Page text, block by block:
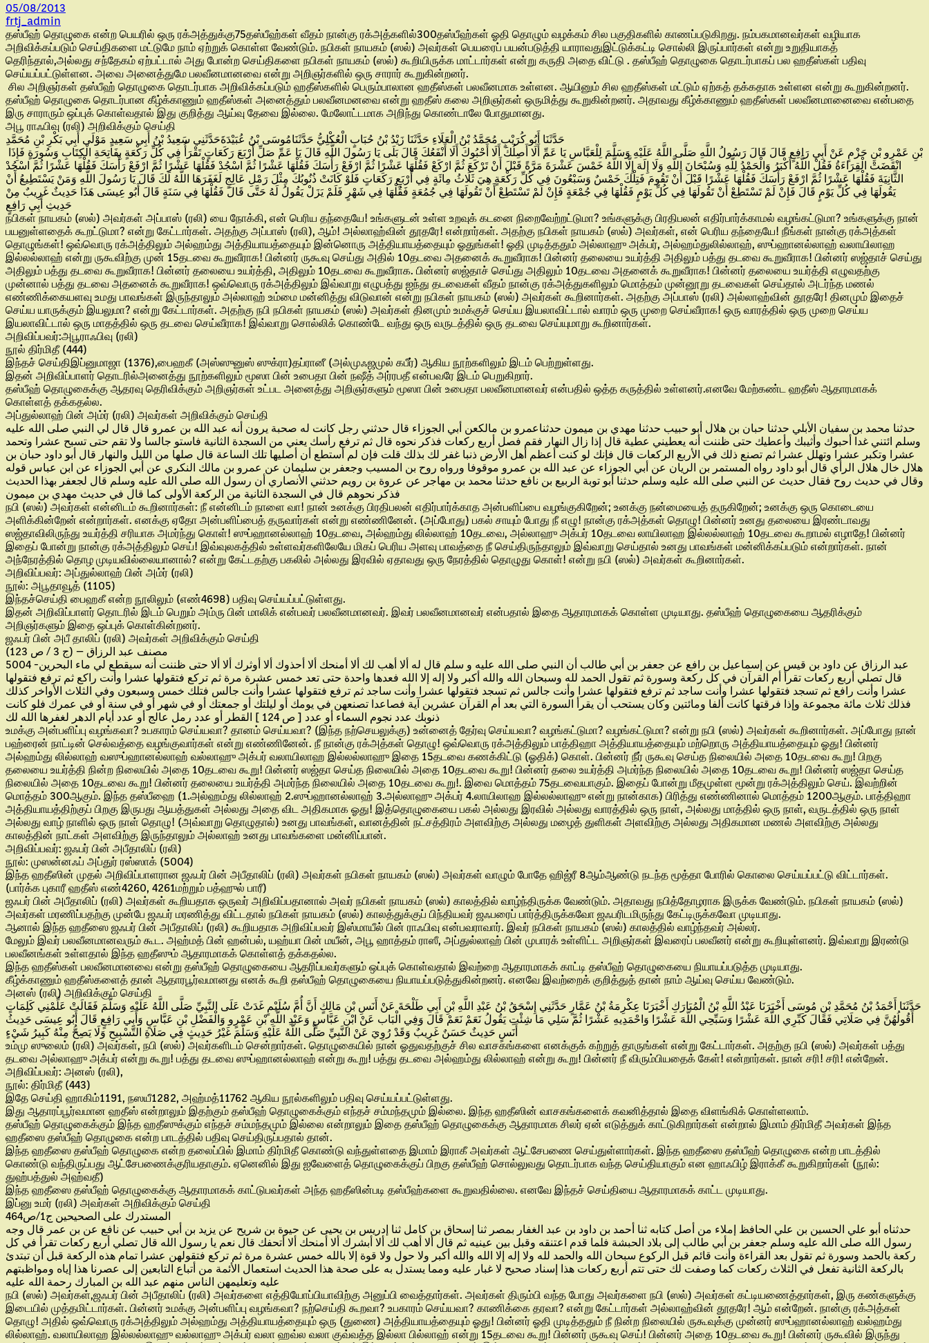
05/08/2013
frtj_admin
தஸ்பீஹ் தொழுகை என்ற பெயரில் ஒரு ரக்அத்துக்கு75தஸ்பீஹ்கள் வீதம் நான்கு ரக்அத்களில்300தஸ்பீஹ்கள் ஓதி தொழும் வழக்கம் சில பகுதிகளில் காணப்படுகிறது. நம்பகமானவர்கள் வழியாக
அறிவிக்கப்படும் செய்திகளை மட்டுமே நாம் ஏற்றுக் கொள்ள வேண்டும். நபிகள் நாயகம் (ஸல்) அவர்கள் பெயரைப் பயன்படுத்தி யாராவதுஇட்டுக்கட்டி சொல்லி இருப்பார்கள் என்று உறுதியாகத்
தெரிந்தால்,அல்லது சந்தேகம் ஏற்பட்டால் அது போன்ற செய்திகளை நபிகள் நாயகம் (ஸல்) கூறியிருக்க மாட்டார்கள் என்று கருதி அதை விட்டு . தஸ்பீஹ் தொழுகை தொடர்பாகப் பல ஹதீஸ்கள் பதிவு
செய்யப்பட்டுள்ளன. அவை அனைத்துமே பலவீனமானவை என்று அறிஞர்களில் ஒரு சாரார் கூறுகின்றனர்.
சில அறிஞர்கள் தஸ்பீஹ் தொழுகை தொடர்பாக அறிவிக்கப்படும் ஹதீஸ்களில் பெரும்பாலான ஹதீஸ்கள் பலவீனமாக உள்ளன. ஆயினும் சில ஹதீஸ்கள் மட்டும் ஏற்கத் தக்கதாக உள்ளன என்று கூறுகின்றனர்.
தஸ்பீஹ் தொழுகை தொடர்பான கீழ்க்காணும் ஹதீஸ்கள் அனைத்தும் பலவீனமனவை என்று ஹதீஸ் கலை அறிஞர்கள் ஒருமித்து கூறுகின்றனர். அதாவது கீழ்க்காணும் ஹதீஸ்கள் பலவீனமானைவை என்பதை
இரு சாராரும் ஒப்புக் கொள்வதால் இது குறித்து ஆய்வு தேவை இல்லை. மேலோட்டமாக அறிந்து கொண்டாலே போதுமானது.
அபூ ராஃபிவு (ரலி) அறிவிக்கும் செய்தி
حَدَّثَنَا أَبُو كُرَيْبٍ مُحَمَّدُ بْنُ الْعَلَاءِ حَدَّثَنَا زَيْدُ بْنُ حُبَابٍ الْعُكْلِيُّ حَدَّثَنَامُوسَى بْنُ عُبَيْدَةَحَدَّثَنِي سَعِيدُ بْنُ أَبِي سَعِيدٍ مَوْلَى أَبِي بَكْرِ بْنِ مُحَمَّدِ
انْقَضَتْ الْقِرَاءَةُ فَقُلْ اللَّهُ أَكْبَرُ وَالْحَمْدُ لِلَّهِ وَسُبْحَانَ اللَّهِ وَلَا إِلَهَ إِلَّا اللَّهُ خَمْسَ عَشْرَةَ مَرَّةً قَبْلَ أَنْ تَرْكَعَ ثُمَّ ارْكَعْ فَقُلْهَا عَشْرًا ثُمَّ ارْفَعْ رَأْسَكَ فَقُلْهَا عَشْرًا ثُمَّ اسْجُدْ فَقُلْهَا عَشْرًا ثُمَّ ارْفَعْ رَأْسَكَ فَقُلْهَا عَشْرًا ثُمَّ اسْجُدْ
الثَّانِيَةَ فَقُلْهَا عَشْرًا ثُمَّ ارْفَعْ رَأْسَكَ فَقُلْهَا عَشْرًا قَبْلَ أَنْ تَقُومَ فَتِلْكَ خَمْسٌ وَسَبْعُونَ فِي كُلِّ رَكْعَةٍ هِيَ ثَلَاثُ مِائَةٍ فِي أَرْبَعِ رَكَعَاتٍ فَلَوْ كَانَتْ ذُنُوبُكَ مِثْلَ رَمْلِ عَالِجٍ لَغَفَرَهَا اللَّهُ لَكَ قَالَ يَا رَسُولَ اللَّهِ وَمَنْ يَسْتَطِيعُ أَنْ
يَقُولَهَا فِي كُلِّ يَوْمٍ قَالَ فَإِنْ لَمْ تَسْتَطِعْ أَنْ تَقُولَهَا فِي كُلِّ يَوْمٍ فَقُلْهَا فِي جُمْعَةٍ فَإِنْ لَمْ تَسْتَطِعْ أَنْ تَقُولَهَا فِي جُمُعَةٍ فَقُلْهَا فِي شَهْرٍ فَلَمْ يَزَلْ يَقُولُ لَهُ حَتَّى قَالَ فَقُلْهَا فِي سَنَةٍ قَالَ أَبُو عِيسَى هَذَا حَدِيثٌ غَرِيبٌ مِنْ
حَدِيثِ أَبِي رَافِعٍ
நபிகள் நாயகம் (ஸல்) அவர்கள் அப்பாஸ் (ரலி) யை நோக்கி, என் பெரிய தந்தையே! உங்களுடன் உள்ள உறவுக் கடனை நிறைவேற்றட்டுமா? உங்களுக்கு பிரதிபலன் எதிர்பார்க்காமல் வழங்கட்டுமா? உங்களுக்கு நான்
பயனுள்ளதைக் கூறட்டுமா? என்று கேட்டார்கள். அதற்கு அப்பாஸ் (ரலி), ஆம்! அல்லாஹ்வின் தூதரே! என்றார்கள். அதற்கு நபிகள் நாயகம் (ஸல்) அவர்கள், என் பெரிய தந்தையே! நீங்கள் நான்கு ரக்அத்கள்
தொழுங்கள்! ஒவ்வொரு ரக்அத்திலும் அல்ஹம்து அத்தியாயத்தையும் இன்னொரு அத்தியாயத்தையும் ஓதுங்கள்! ஓதி முடித்ததும் அல்லாஹு அக்பர், அல்ஹம்துலில்லாஹ், ஸுப்ஹானல்லாஹ் வலாயிலாஹ
இல்லல்லாஹ் என்று ருகூவிற்கு முன் 15தடவை கூறுவீராக! பின்னர் ருகூவு செய்து அதில் 10தடவை அதனைக் கூறுவீராக! பின்னர் தலையை உயர்த்தி அதிலும் பத்து தடவை கூறுவீராக! பின்னர் ஸஜ்தாச் செய்து
அதிலும் பத்து தடவை கூறுவீராக! பின்னர் தலையை உயர்த்தி, அதிலும் 10தடவை கூறுவீராக. பின்னர் ஸஜ்தாச் செய்து அதிலும் 10தடவை அதனைக் கூறுவீராக! பின்னர் தலையை உயர்த்தி எழுவதற்கு
முன்னால் பத்து தடவை அதனைக் கூறுவீராக! ஒவ்வொரு ரக்அத்திலும் இவ்வாறு எழுபத்து ஐந்து தடவைகள் வீதம் நான்கு ரக்அத்துகளிலும் மொத்தம் முன்னூறு தடவைகள் செய்தால் அடர்ந்த மணல்
எண்ணிக்கையளவு உமது பாவங்கள் இருந்தாலும் அல்லாஹ் உம்மை மன்னித்து விடுவான் என்று நபிகள் நாயகம் (ஸல்) அவர்கள் கூறினார்கள். அதற்கு அப்பாஸ் (ரலி) அல்லாஹ்வின் தூதரே! தினமும் இதைச்
செய்ய யாருக்கும் இயலுமா? என்று கேட்டார்கள். அதற்கு நபி நபிகள் நாயகம் (ஸல்) அவர்கள் தினமும் உமக்குச் செய்ய இயலாவிட்டால் வாரம் ஒரு முறை செய்வீராக! ஒரு வாரத்தில் ஒரு முறை செய்ய
இயலாவிட்டால் ஒரு மாதத்தில் ஒரு தடவை செய்வீராக! இவ்வாறு சொல்லிக் கொண்டே வந்து ஒரு வருடத்தில் ஒரு தடவை செய்யுமாறு கூறினார்கள்.
அறிவிப்பவர்:அபூராஃபிவு (ரலி)
நூல் திர்மிதீ (444)
இந்தச் செய்திஇப்னுமாஜா (1376),பைஹகீ (அஸ்ஸுனுஸ் ஸுக்ரா)தப்ரானீ (அல்முஃஜமுல் கபீர்) ஆகிய நூற்களிலும் இடம் பெற்றுள்ளது.
இதன் அறிவிப்பாளர் தொடரில்அனைத்து நூற்களிலும் மூஸா பின் உபைதா பின் நஷீத் அர்ரபதீ என்பவரே இடம் பெறுகிறார்.
தஸ்பீஹ் தொழுகைக்கு ஆதரவு தெரிவிக்கும் அறிஞர்கள் உட்பட அனைத்து அறிஞர்களும் மூஸா பின் உபைதா பலவீனமானவர் என்பதில் ஒத்த கருத்தில் உள்ளனர்.எனவே மேற்கண்ட ஹதீஸ் ஆதாரமாகக்
கொள்ளத் தக்கதல்ல.
அப்துல்லாஹ் பின் அம்ர் (ரலி) அவர்கள் அறிவிக்கும் செய்தி
حدثنا محمد بن سفيان الأبلي حدثنا حبان بن هلال أبو حبيب حدثنا مهدي بن ميمون حدثناعمرو بن مالكعن أبي الجوزاء قال حدثني رجل كانت له صحبة يرون أنه عبد الله بن عمرو قال قال لي النبي صلى الله عليه
وسلم ائتني غدا أحبوك وأثيبك وأعطيك حتى ظننت أنه يعطيني عطية قال إذا زال النهار فقم فصل أربع ركعات فذكر نحوه قال ثم ترفع رأسك يعني من السجدة الثانية فاستو جالسا ولا تقم حتى تسبح عشرا وتحمد
عشرا وتكبر عشرا وتهلل عشرا ثم تصنع ذلك في الأربع الركعات قال فإنك لو كنت أعظم أهل الأرض ذنبا غفر لك بذلك قلت فإن لم أستطع أن أصليها تلك الساعة قال صلها من الليل والنهار قال أبو داود حبان بن
هلال خال هلال الرأي قال أبو داود رواه المستمر بن الريان عن أبي الجوزاء عن عبد الله بن عمرو موقوفا ورواه روح بن المسيب وجعفر بن سليمان عن عمرو بن مالك النكري عن أبي الجوزاء عن ابن عباس قوله
وقال في حديث روح فقال حديث عن النبي صلى الله عليه وسلم حدثنا أبو توبة الربيع بن نافع حدثنا محمد بن مهاجر عن عروة بن رويم حدثني الأنصاري أن رسول الله صلى الله عليه وسلم قال لجعفر بهذا الحديث
فذكر نحوهم قال في السجدة الثانية من الركعة الأولى كما قال في حديث مهدي بن ميمون
நபி (ஸல்) அவர்கள் என்னிடம் கூறினார்கள்: நீ என்னிடம் நாளை வா! நான் உனக்கு பிரதிபலன் எதிர்பார்க்காத அன்பளிப்பை வழங்குகிறேன்; உனக்கு நன்மையைத் தருகிறேன்; உனக்கு ஒரு கொடையை
அளிக்கின்றேன் என்றார்கள். எனக்கு ஏதோ அன்பளிப்பைத் தருவார்கள் என்று எண்ணினேன். (அப்போது) பகல் சாயும் போது நீ எழு! நான்கு ரக்அத்கள் தொழு! பின்னர் உனது தலையை இரண்டாவது
ஸஜ்தாவிலிருந்து உயர்த்தி சரியாக அமர்ந்து கொள்! ஸுப்ஹானல்லாஹ் 10தடவை, அல்ஹம்து லில்லாஹ் 10தடவை, அல்லாஹு அக்பர் 10தடவை லாயிலாஹ இல்லல்லாஹ் 10தடவை கூறாமல் எழாதே! பின்னர்
இதைப் போன்று நான்கு ரக்அத்திலும் செய்! இவ்வுலகத்தில் உள்ளவர்களிலேயே மிகப் பெரிய அளவு பாவத்தை நீ செய்திருந்தாலும் இவ்வாறு செய்தால் உனது பாவங்கள் மன்னிக்கப்படும் என்றார்கள். நான்
அந்நேரத்தில் தொழ முடியவில்லையானால்? என்று கேட்டதற்கு பகலில் அல்லது இரவில் ஏதாவது ஒரு நேரத்தில் தொழுது கொள்! என்று நபி (ஸல்) அவர்கள் கூறினார்கள்.
அறிவிப்பவர்: அப்துல்லாஹ் பின் அம்ர் (ரலி)
நூல்: அபூதாவூத் (1105)
இந்தச்செய்தி பைஹகீ என்ற நூலிலும் (எண்4698) பதிவு செய்யப்பட்டுள்ளது.
இதன் அறிவிப்பாளர் தொடரில் இடம் பெறும் அம்ரு பின் மாலிக் என்பவர் பலவீனமானவர். இவர் பலவீனமானவர் என்பதால் இதை ஆதாரமாகக் கொள்ள முடியாது. தஸ்பீஹ் தொழுகையை ஆதரிக்கும்
அறிஞர்களும் இதை ஒப்புக் கொள்கின்றனர்.
ஜஃபர் பின் அபீ தாலிப் (ரலி) அவர்கள் அறிவிக்கும் செய்தி
مصنف عبد الرزاق – (ج 3 / ص 123)
5004 -عبد الرزاق عن داود بن قيس عن إسماعيل بن رافع عن جعفر بن أبي طالب أن النبي صلى الله عليه و سلم قال له ألا أهب لك ألا أمنحك ألا أحذوك ألا أوثرك ألا ألا حتى ظننت أنه سيقطع لي ماء البحرين
قال تصلي أربع ركعات تقرأ أم القرآن في كل ركعة وسورة ثم تقول الحمد لله وسبحان الله والله أكبر ولا إله إلا الله فعدها واحدة حتى تعد خمس عشرة مرة ثم تركع فتقولها عشرا وأنت راكع ثم ترفع فتقولها
عشرا وأنت رافع ثم تسجد فتقولها عشرا وأنت ساجد ثم ترفع فتقولها عشرا وأنت جالس ثم تسجد فتقولها عشرا وأنت ساجد ثم ترفع فتقولها عشرا وأنت جالس فتلك خمس وسبعون وفي الثلاث الأواخر كذلك
فذلك ثلاث مائة مجموعة وإذا فرقتها كانت ألفا ومائتين وكان يستحب أن يقرأ السورة التي بعد أم القرآن عشرين آية فصاعدا تصنعهن في يومك أو ليلتك أو جمعتك أو في شهر أو في سنة أو في عمرك فلو كانت
ذنوبك عدد نجوم السماء أو عدد [ ص 124 ] القطر أو عدد رمل عالج أو عدد أيام الدهر لغفرها الله لك
உமக்கு அன்பளிப்பு வழங்கவா? உபகாரம் செய்யவா? தானம் செய்யவா? (இந்த நற்செயலுக்கு) உன்னைத் தேர்வு செய்யவா? வழங்கட்டுமா? வழங்கட்டுமா? என்று நபி (ஸல்) அவர்கள் கூறினார்கள். அப்போது நான்
பஹ்ரைன் நாட்டின் செல்வத்தை வழங்குவார்கள் என்று எண்ணினேன். நீ நான்கு ரக்அத்கள் தொழு! ஒவ்வொரு ரக்அத்திலும் பாத்திஹா அத்தியாயத்தையும் மற்றொரு அத்தியாயத்தையும் ஓது! பின்னர்
அல்ஹம்து லில்லாஹ் வஸுப்ஹானல்லாஹ் வல்லாஹு அக்பர் வலாயிலாஹ இல்லல்லாஹு இதை 15தடவை கணக்கிட்டு (ஓதிக்) கொள். பின்னர் நீர் ருகூவு செய்த நிலையில் அதை 10தடவை கூறு! பிறகு
தலையை உயர்த்தி நின்ற நிலையில் அதை 10தடவை கூறு! பின்னர் ஸஜ்தா செய்த நிலையில் அதை 10தடவை கூறு! பின்னர் தலை உயர்த்தி அமர்ந்த நிலையில் அதை 10தடவை கூறு! பின்னர் ஸஜ்தா செய்த
நிலையில் அதை 10தடவை கூறு! பின்னர் தலையை உயர்த்தி அமர்ந்த நிலையில் அதை 10தடவை கூறு!. இவை மொத்தம் 75தடவையாகும். இதைப் போன்று மீதமுள்ள மூன்று ரக்அத்திலும் செய். இவற்றின்
மொத்தம் 300ஆகும். இந்த தஸ்பீஹை (1.அல்ஹம்து லில்லாஹ் 2.ஸுப்ஹானல்லாஹ் 3.அல்லாஹு அக்பர் 4.லாயிலாஹ இல்லல்லாஹு என்று நான்காக) பிரித்து எண்ணினால் மொத்தம் 1200ஆகும். பாத்திஹா
அத்தியாயத்திற்குப் பிறகு இருபது ஆயத்துகள் அல்லது அதை விட அதிகமாக ஓது! இத்தொழுகையை பகல் அல்லது இரவில் அல்லது வாரத்தில் ஒரு நாள், அல்லது மாத்தில் ஒரு நாள், வருடத்தில் ஒரு நாள்
அல்லது வாழ் நாளில் ஒரு நாள் தொழு! (அவ்வாறு தொழுதால்) உனது பாவங்கள், வானத்தின் நட்சத்திரம் அளவிற்கு அல்லது மழைத் துளிகள் அளவிற்கு அல்லது அதிகமான மணல் அளவிற்கு அல்லது
காலத்தின் நாட்கள் அளவிற்கு இருந்தாலும் அல்லாஹ் உனது பாவங்களை மன்னிப்பான்.
அறிவிப்பவர்: ஜஃபர் பின் அபீதாலிப் (ரலி)
நூல்: முஸன்னஃப் அப்துர் ரஸ்ஸாக் (5004)
இந்த ஹதீஸின் முதல் அறிவிப்பாளரான ஜஃபர் பின் அபீதாலிப் (ரலி) அவர்கள் நபிகள் நாயகம் (ஸல்) அவர்கள் வாழும் போதே ஹிஜ்ரீ 8ஆம்ஆண்டு நடந்த மூத்தா போரில் கொலை செய்யப்பட்டு விட்டார்கள்.
(பார்க்க புகாரீ ஹதீஸ் எண்4260, 4261மற்றும் பத்ஹுல் பாரீ)
ஜஃபர் பின் அபீதாலிப் (ரலி) அவர்கள் கூறியதாக ஒருவர் அறிவிப்பதானால் அவர் நபிகள் நாயகம் (ஸல்) காலத்தில் வாழ்ந்திருக்க வேண்டும். அதாவது நபித்தோழராக இருக்க வேண்டும். நபிகள் நாயகம் (ஸல்)
அவர்கள் மரணிப்பதற்கு முன்பே ஜஃபர் மரணித்து விட்டதால் நபிகள் நாயகம் (ஸல்) காலத்துக்குப் பிந்தியவர் ஜஃபரைப் பார்த்திருக்கவோ ஜஃபரிடமிருந்து கேட்டிருக்கவோ முடியாது.
ஆனால் இந்த ஹதீஸை ஜஃபர் பின் அபீதாலிப் (ரலி) கூறியதாக அறிவிப்பவர் இஸ்மாயீல் பின் ராஃபிவு என்பவராவார். இவர் நபிகள் நாயகம் (ஸல்) காலத்தில் வாழ்ந்தவர் அல்லர்.
மேலும் இவர் பலவீனமானவரும் கூட. அஹ்மத் பின் ஹன்பல், யஹ்யா பின் மயீன், அபூ ஹாத்தம் ராஸீ, அப்துல்லாஹ் பின் முபாரக் உள்ளிட்ட அறிஞர்கள் இவரைப் பலவீனர் என்று கூறியுள்ளனர். இவ்வாறு இரண்டு
பலவீனங்கள் உள்ளதால் இந்த ஹதீஸும் ஆதாரமாகக் கொள்ளத் தக்கதல்ல.
இந்த ஹதீஸ்கள் பலவீனமானவை என்று தஸ்பீஹ் தொழுகையை ஆதரிப்பவர்களும் ஒப்புக் கொள்வதால் இவற்றை ஆதாரமாகக் காட்டி தஸ்பீஹ் தொழுகையை நியாயப்படுத்த முடியாது.
கீழ்க்காணும் ஹதீஸ்களைத் தான் ஆதாரபூர்வமானது எனக் கூறி தஸ்பீஹ் தொழுகையை நியாயப்படுத்துகின்றனர். எனவே இவற்றைக் குறித்துத் தான் நாம் ஆய்வு செய்ய வேண்டும்.
அனஸ் (ரலி) அறிவிக்கும் செய்தி
حَدَّثَنَا أَحْمَدُ بْنُ مُحَمَّدِ بْنِ مُوسَى أَخْبَرَنَا عَبْدُ اللَّهِ بْنُ الْمُبَارَكِ أَخْبَرَنَا عِكْرِمَةُ بْنُ عَمَّارٍ حَدَّثَنِي إِسْحَقُ بْنُ عَبْدِ اللَّهِ بْنِ أَبِي طَلْحَةَ عَنْ أَنَسِ بْنِ مَالِكٍ أَنَّ أُمَّ سُلَيْمٍ غَدَتْ عَلَى النَّبِيِّ صَلَّى اللَّهُ عَلَيْهِ وَسَلَّمَ فَقَالَتْ عَلِّمْنِي كَلِمَاتٍ
أَقُولُهُنَّ فِي صَلَاتِي فَقَالَ كَبِّرِي اللَّهَ عَشْرًا وَسَبِّحِي اللَّهَ عَشْرًا وَاحْمَدِيهِ عَشْرًا ثُمَّ سَلِي مَا شِئْتِ يَقُولُ نَعَمْ نَعَمْ قَالَ وَفِي الْبَاب عَنْ ابْنِ عَبَّاسٍ وَعَبْدِ اللَّهِ بْنِ عَمْرٍو وَالْفَضْلِ بْنِ عَبَّاسٍ وَأَبِي رَافِعٍ قَالَ أَبُو عِيسَى حَدِيثُ
أَنَسٍ حَدِيثٌ حَسَنٌ غَرِيبٌ وَقَدْ رُوِيَ عَنْ النَّبِيِّ صَلَّى اللَّهُ عَلَيْهِ وَسَلَّمَ غَيْرُ حَدِيثٍ فِي صَلَاةِ التَّسْبِيحِ وَلَا يَصِحُّ مِنْهُ كَبِيرُ شَيْءٍ
உம்மு ஸுலைம் (ரலி) அவர்கள், நபி (ஸல்) அவர்களிடம் சென்றார்கள். தொழுகையில் நான் ஓதுவதற்குச் சில வாசகங்களை எனக்குக் கற்றுத் தாருங்கள் என்று கேட்டார்கள். அதற்கு நபி (ஸல்) அவர்கள் பத்து
தடவை அல்லாஹு அக்பர் என்று கூறு! பத்து தடவை ஸுப்ஹானல்லாஹ் என்று கூறு! பத்து தடவை அல்ஹம்து லில்லாஹ் என்று கூறு! பின்னர் நீ விரும்பியதைக் கேள்! என்றார்கள். நான் சரி! சரி! என்றேன்.
அறிவிப்பவர்: அனஸ் (ரலி),
நூல்: திர்மிதீ (443)
இதே செய்தி ஹாகிம்1191, நஸயீ1282, அஹ்மத்11762 ஆகிய நூல்களிலும் பதிவு செய்யப்பட்டுள்ளது.
இது ஆதாரப்பூர்வமான ஹதீஸ் என்றாலும் இதற்கும் தஸ்பீஹ் தொழுகைக்கும் எந்தச் சம்மந்தமும் இல்லை. இந்த ஹதீஸின் வாசகங்களைக் கவனித்தால் இதை விளங்கிக் கொள்ளலாம்.
தஸ்பீஹ் தொழுகைக்கும் இந்த ஹதீஸுக்கும் எந்தச் சம்மந்தமும் இல்லை என்றாலும் இதை தஸ்பீஹ் தொழுகைக்கு ஆதாரமாக சிலர் ஏன் எடுத்துக் காட்டுகிறார்கள் என்றால் இமாம் திர்மிதீ அவர்கள் இந்த
ஹதீஸை தஸ்பீஹ் தொழுகை என்ற பாடத்தில் பதிவு செய்திருப்பதால் தான்.
இந்த ஹதீஸை தஸ்பீஹ் தொழுகை என்ற தலைப்பில் இமாம் திர்மிதீ கொண்டு வந்துள்ளதை இமாம் இராகீ அவர்கள் ஆட்சேபணை செய்துள்ளார்கள். இந்த ஹதீஸை தஸ்பீஹ் தொழுகை என்ற பாடத்தில்
கொண்டு வந்திருப்பது ஆட்சேபணைக்குரியதாகும். ஏனெனில் இது ஐவேளைத் தொழுகைக்குப் பிறகு தஸ்பீஹ் சொல்லுவது தொடர்பாக வந்த செய்தியாகும் என ஹாஃபிழ் இராக்கீ கூறுகிறார்கள் (நூல்:
துஹ்பத்துல் அஹ்வதீ)
இந்த ஹதீஸை தஸ்பீஹ் தொழுகைக்கு ஆதாரமாகக் காட்டுபவர்கள் அந்த ஹதீஸின்படி தஸ்பீஹ்களை கூறுவதில்லை. எனவே இந்தச் செய்தியை ஆதாரமாகக் காட்ட முடியாது.
இப்னு உமர் (ரலி) அவர்கள் அறிவிக்கும் செய்தி
المستدرك على الصحيحين ج1/ص464
حدثناه أبو علي الحسين بن علي الحافظ إملاء من أصل كتابه ثنا أحمد بن داود بن عبد الغفار بمصر ثنا إسحاق بن كامل ثنا إدريس بن يحيى عن حيوة بن شريح عن يزيد بن أبي حبيب عن نافع عن بن عمر قال وجه
رسول الله صلى الله عليه وسلم جعفر بن أبي طالب إلى بلاد الحبشة فلما قدم اعتنقه وقبل بين عينيه ثم قال ألا أهب لك ألا أبشرك ألا أمنحك ألا أتحفك قال نعم يا رسول الله قال تصلي أربع ركعات تقرأ في كل
ركعة بالحمد وسورة ثم تقول بعد القراءة وأنت قائم قبل الركوع سبحان الله والحمد لله ولا إله إلا الله والله أكبر ولا حول ولا قوة إلا بالله خمس عشرة مرة ثم تركع فتقولهن عشرا تمام هذه الركعة قبل أن تبتدئ
بالركعة الثانية تفعل في الثلاث ركعات كما وصفت لك حتى تتم أربع ركعات هذا إسناد صحيح لا غبار عليه ومما يستدل به على صحة هذا الحديث استعمال الأئمة من أتباع التابعين إلى عصرنا هذا إياه ومواظبتهم
عليه وتعليمهن الناس منهم عبد الله بن المبارك رحمة الله عليه
நபி (ஸல்) அவர்கள்,ஜஃபர் பின் அபீதாலிப் (ரலி) அவர்களை எத்தியோப்பியாவிற்கு அனுப்பி வைத்தார்கள். அவர்கள் திரும்பி வந்த போது அவர்களை நபி (ஸல்) அவர்கள் கட்டியணைத்தார்கள், இரு கண்களுக்கு
இடையில் முத்தமிட்டார்கள். பின்னர் உமக்கு அன்பளிப்பு வழங்கவா? நற்செய்தி கூறவா? உபகாரம் செய்யவா? காணிக்கை தரவா? என்று கேட்டார்கள் அல்லாஹ்வின் தூதரே! ஆம் என்றேன். நான்கு ரக்அத்கள்
தொழு! அதில் ஒவ்வொரு ரக்அத்திலும் அல்ஹம்து அத்தியாயத்தையும் ஒரு (துணை) அத்தியாயத்தையும் ஓது! பின்னர் ஓதி முடித்ததும் நீ நின்ற நிலையில் ருகூவுக்கு முன்னர் ஸுப்ஹானல்லாஹ் வல்ஹம்து
லில்லாஹ். வலாயிலாஹ இல்லல்லாஹு வல்லாஹு அக்பர் வலா ஹவ்ல வலா குவ்வத்த இல்லா பில்லாஹ் என்று 15தடவை கூறு! பின்னர் ருகூவு செய்! பின்னர் அதை 10தடவை கூறு! பின்னர் ருகூவில் இருந்து